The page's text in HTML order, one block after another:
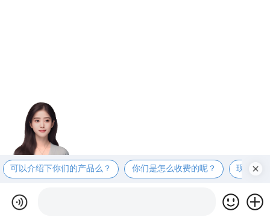
可以介绍下你们的产品么？ 你们是怎么收费的呢？ 现在有